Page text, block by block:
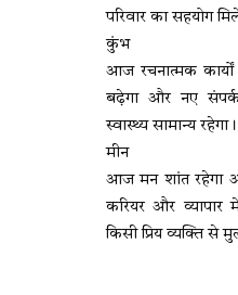
परिवार का सहयोग
कुंभ
आज रचनात्मक
बढ़ेगा और नए संपर्क
स्वास्थ्य सामान्य रहेगा।
मीन
आज मन शांत रहेगा
करियर और व्यापार
किसी प्रिय व्यक्ति से